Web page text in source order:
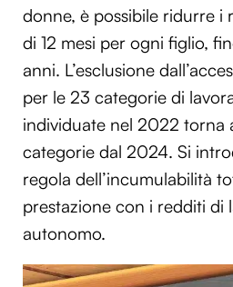
donne, è possibile ridurre i
di 12 mesi per ogni figlio,
anni. L’esclusione
per le 23 categorie di
individuate nel 2022 torna
categorie dal 2024. Si
regola dell’incumulabilità
prestazione con i redditi di
autonomo.